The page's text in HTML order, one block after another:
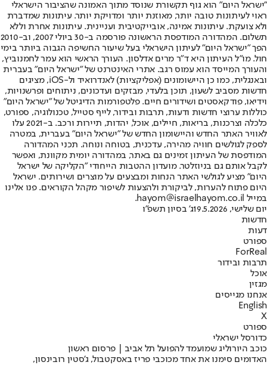
"ישראל היום" הוא גוף תקשורת שנוסד מתוך האמונה שהציבור הישראלי
ראוי לעיתונות טובה יותר, מאוזנת יותר ומדויקת יותר. עיתונות שמדברת
ולא צועקת. עיתונות אמינה, אובייקטיבית ועניינית. עיתונות אחרת וללא
תשלום. המהדורה המודפסת הראשונה פורסמה ב-30 ביולי 2007, וב-2010
הפך "ישראל היום" לעיתון הישראלי בעל שיעור החשיפה הגבוה ביותר בימי
חול. מו"ל העיתון היא ד"ר מרים אדלסון. העורך הראשי הוא עמר לחמנוביץ,
והעורך המייסד הוא עמוס רגב. אתרי האינטרנט של "ישראל היום" בעברית
ובאנגלית, כמו כן היישומונים (אפליקציות) לאנדרואיד ול-iOS, מציגים
חדשות מסביב לשעון, תוכן בלעדי, מבזקים ועדכונים, ניתוחים ופרשנויות,
וידיאו, פודקאסטים ושידורים חיים. פלטפורמות הדיגיטל של "ישראל היום"
כוללות ערוצי חדשות ודעות, תרבות ובידור, לייף סטייל, טכנולוגיה, ספורט,
כלכלה וצרכנות, בריאות, חיילים, אוכל, יהדות, תיירות ורכב. ב-2021 עלו
לאוויר האתר החדש והיישומון החדש של "ישראל היום" בעברית, במטרה
לספק לגולשים חוויה מהירה, עדכנית, בטוחה ונוחה. תכני המהדורה
המודפסת של העיתון זמינים גם באתר, במהדורה יומית מקוונת, ואפשר
לקבל אותם גם בניוזלטר. מועדון ההטבות הייחודי "הקליקה של ישראל
היום" מציע לגולשי האתר הנחות ומבצעים על מוצרים ושירותים. ישראל
היום פתוח להערות, לביקורת ולהצעות לשיפור מקהל הקוראים. פנו אלינו
במייל hayom@israelhayom.co.il.
יום שלישי, 19.5.2026
ג' בסיון תשפ"ו
חדשות
דעות
ספורט
ForReal
תרבות ובידור
אוכל
מגזין
אנחנו מגייסים
English
X
ספורט
כדורסל ישראלי
כוכב היורוליג שמועמד להפועל תל אביב | פרסום ראשון
האדומים סימנו את אחד מכוכבי פריז באסקטבול, ג'סטין רובינסון,